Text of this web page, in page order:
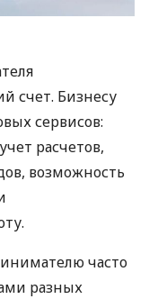
счет. Бизнесу
сервисов:
расчетов,
возможность
часто
разных